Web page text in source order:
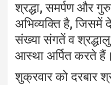
श्रद्धा, समर्पण और
अभिव्यक्ति है, जिसमें
संख्या संगतें व
आस्था अर्पित करते हैं।
शुक्रवार को दरबार